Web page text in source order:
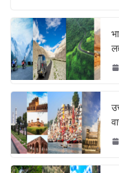
c
e
b
o
o
k
itt
er